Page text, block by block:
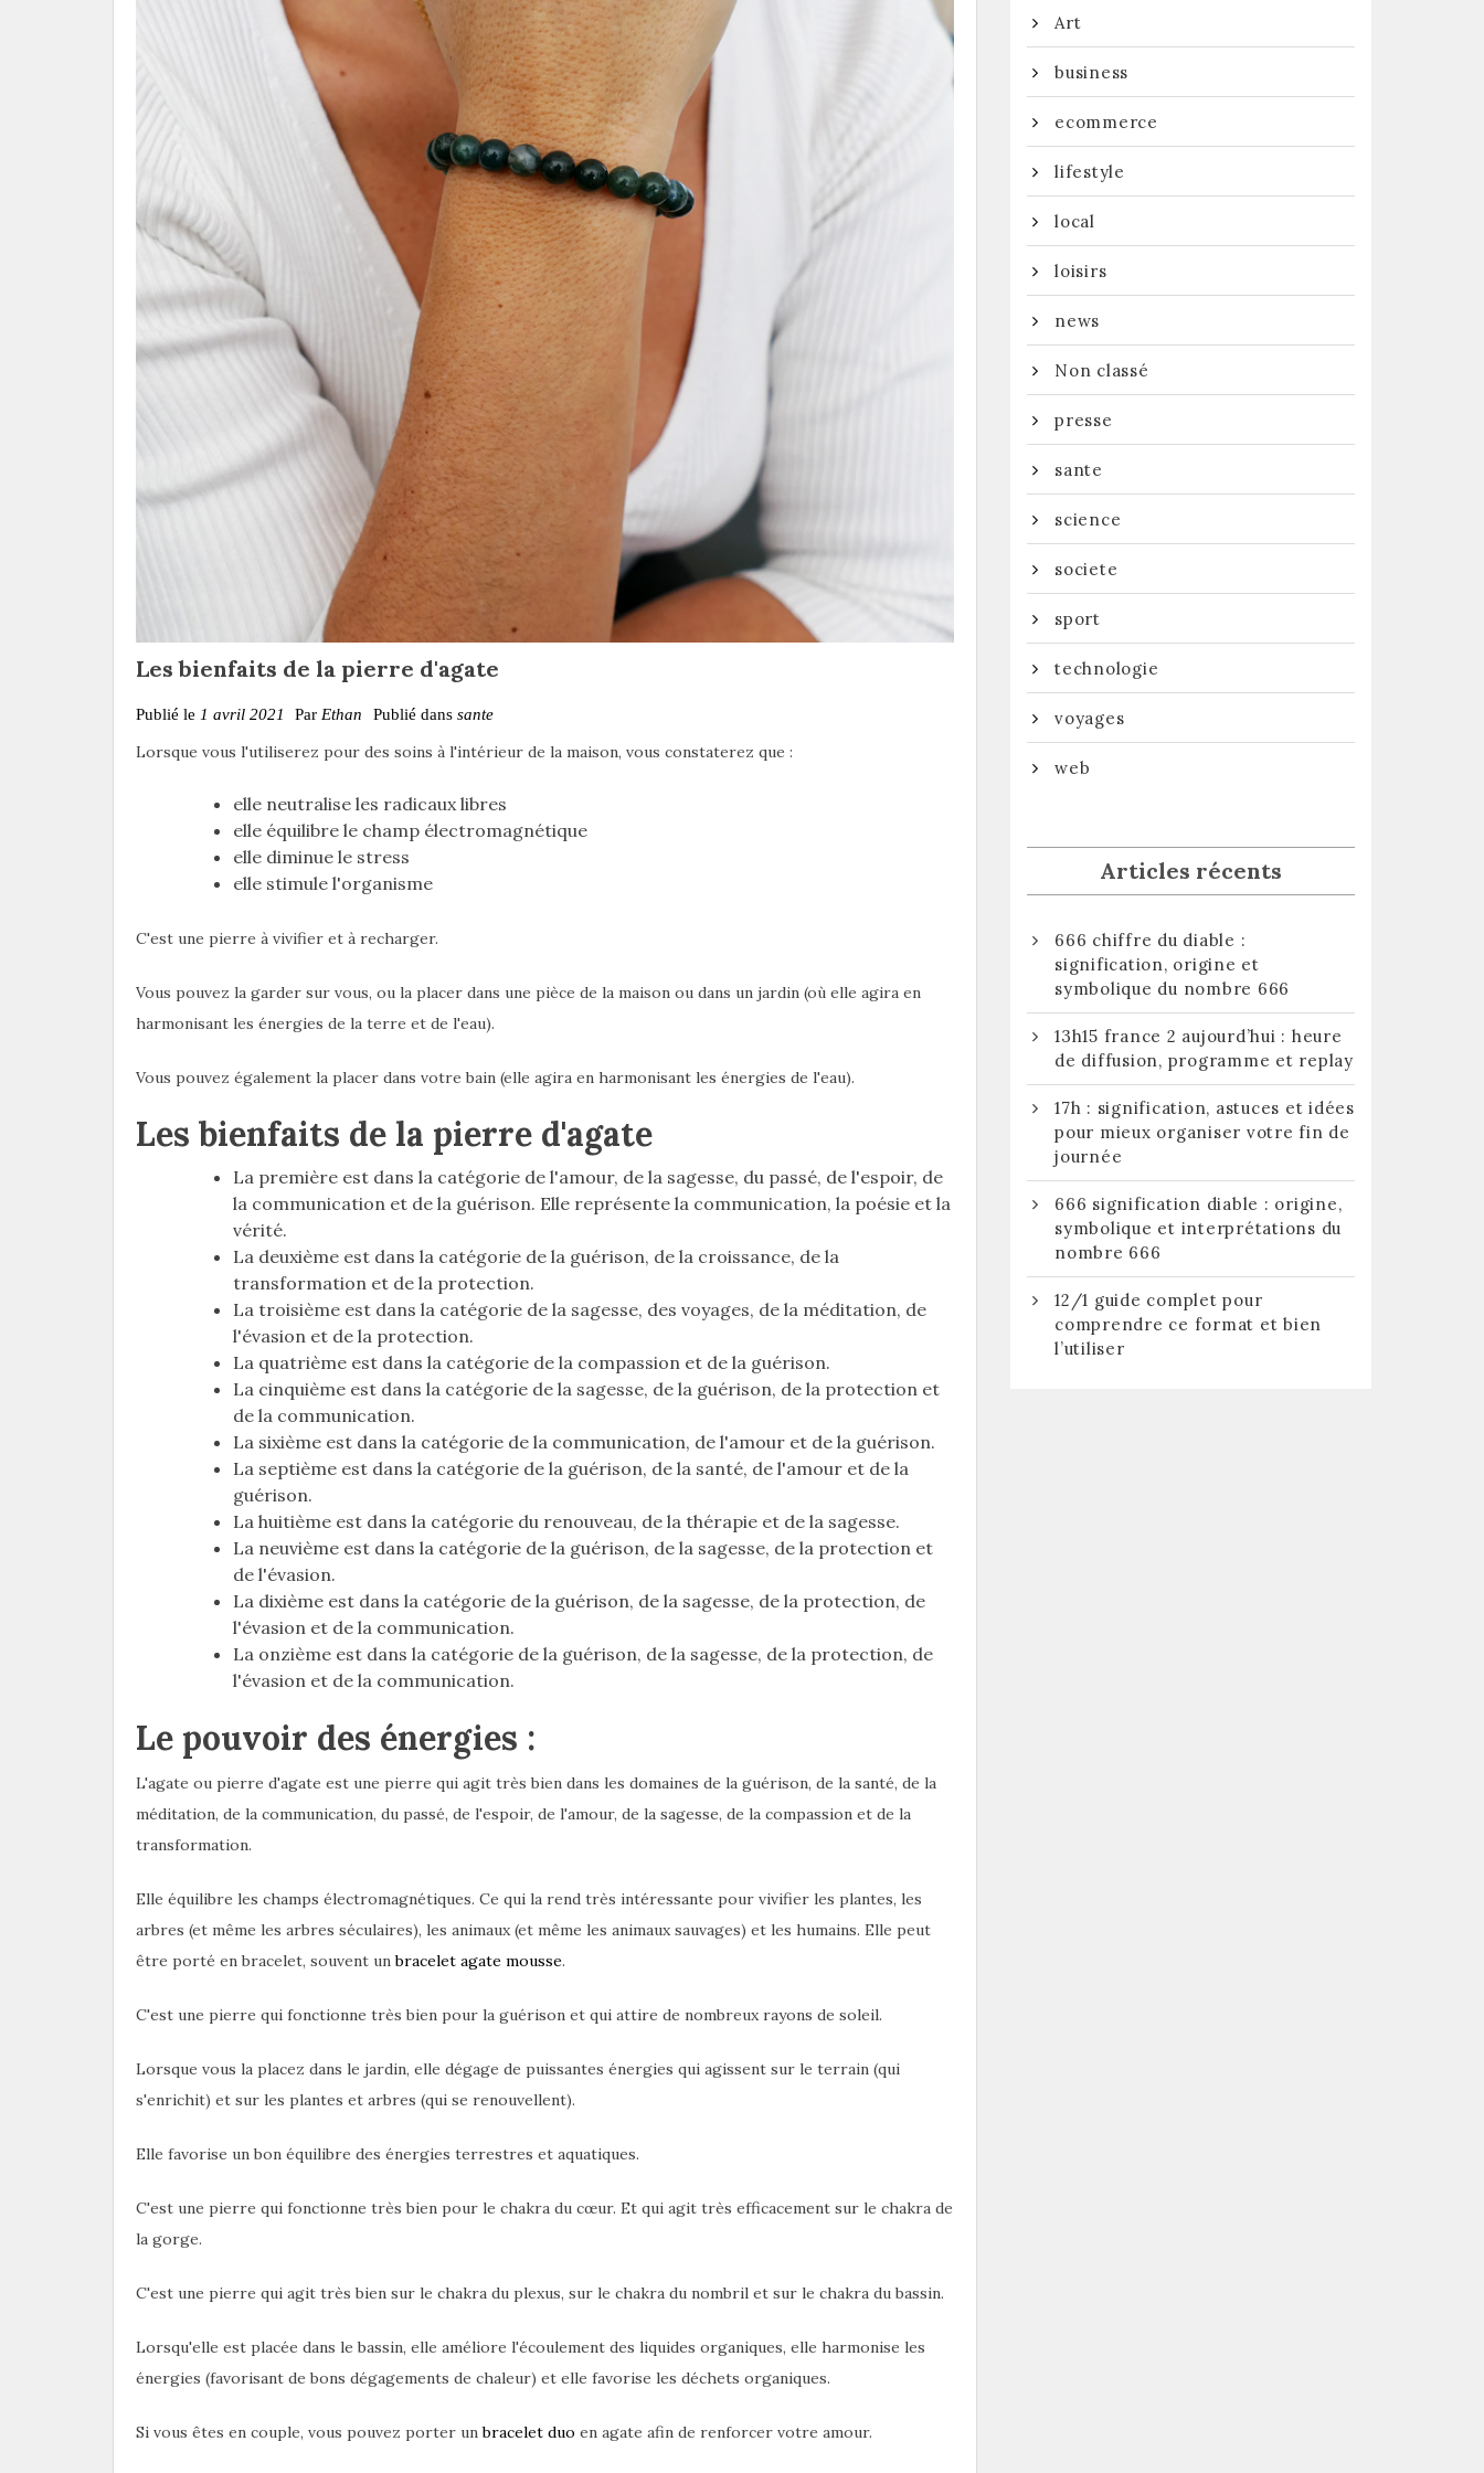
Les bienfaits de la pierre d'agate
Publié le 1 avril 2021 Par Ethan Publié dans sante
Lorsque vous l'utiliserez pour des soins à l'intérieur de la maison, vous constaterez que :
elle neutralise les radicaux libres
elle équilibre le champ électromagnétique
elle diminue le stress
elle stimule l'organisme
C'est une pierre à vivifier et à recharger.
Vous pouvez la garder sur vous, ou la placer dans une pièce de la maison ou dans un jardin (où elle agira en
harmonisant les énergies de la terre et de l'eau).
Vous pouvez également la placer dans votre bain (elle agira en harmonisant les énergies de l'eau).
Les bienfaits de la pierre d'agate
La première est dans la catégorie de l'amour, de la sagesse, du passé, de l'espoir, de
la communication et de la guérison. Elle représente la communication, la poésie et la
vérité.
La deuxième est dans la catégorie de la guérison, de la croissance, de la
transformation et de la protection.
La troisième est dans la catégorie de la sagesse, des voyages, de la méditation, de
l'évasion et de la protection.
La quatrième est dans la catégorie de la compassion et de la guérison.
La cinquième est dans la catégorie de la sagesse, de la guérison, de la protection et
de la communication.
La sixième est dans la catégorie de la communication, de l'amour et de la guérison.
La septième est dans la catégorie de la guérison, de la santé, de l'amour et de la
guérison.
La huitième est dans la catégorie du renouveau, de la thérapie et de la sagesse.
La neuvième est dans la catégorie de la guérison, de la sagesse, de la protection et
de l'évasion.
La dixième est dans la catégorie de la guérison, de la sagesse, de la protection, de
l'évasion et de la communication.
La onzième est dans la catégorie de la guérison, de la sagesse, de la protection, de
l'évasion et de la communication.
Le pouvoir des énergies :
L'agate ou pierre d'agate est une pierre qui agit très bien dans les domaines de la guérison, de la santé, de la
méditation, de la communication, du passé, de l'espoir, de l'amour, de la sagesse, de la compassion et de la
transformation.
Elle équilibre les champs électromagnétiques. Ce qui la rend très intéressante pour vivifier les plantes, les
arbres (et même les arbres séculaires), les animaux (et même les animaux sauvages) et les humains. Elle peut
être porté en bracelet, souvent unbracelet agate mousse.
C'est une pierre qui fonctionne très bien pour la guérison et qui attire de nombreux rayons de soleil.
Lorsque vous la placez dans le jardin, elle dégage de puissantes énergies qui agissent sur le terrain (qui
s'enrichit) et sur les plantes et arbres (qui se renouvellent).
Elle favorise un bon équilibre des énergies terrestres et aquatiques.
C'est une pierre qui fonctionne très bien pour le chakra du cœur. Et qui agit très efficacement sur le chakra de
la gorge.
C'est une pierre qui agit très bien sur le chakra du plexus, sur le chakra du nombril et sur le chakra du bassin.
Lorsqu'elle est placée dans le bassin, elle améliore l'écoulement des liquides organiques, elle harmonise les
énergies (favorisant de bons dégagements de chaleur) et elle favorise les déchets organiques.
Si vous êtes en couple, vous pouvez porter unbracelet duo en agate afin de renforcer votre amour.
Art
business
ecommerce
lifestyle
local
loisirs
news
Non classé
presse
sante
science
societe
sport
technologie
voyages
web
Articles récents
666 chiffre du diable :
signification, origine et
symbolique du nombre 666
13h15 france 2 aujourd’hui : heure
de diffusion, programme et replay
17h : signification, astuces et idées
pour mieux organiser votre fin de
journée
666 signification diable : origine,
symbolique et interprétations du
nombre 666
12/1 guide complet pour
comprendre ce format et bien
l’utiliser